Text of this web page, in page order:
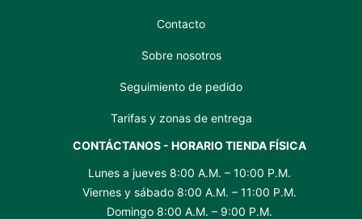
Contacto
Sobre nosotros
Seguimiento de pedido
Tarifas y zonas de entrega
CONTÁCTANOS - HORARIO TIENDA FÍSICA
Lunes a jueves 8:00 A.M. – 10:00 P.M.
Viernes y sábado 8:00 A.M. – 11:00 P.M.
Domingo 8:00 A.M. – 9:00 P.M.